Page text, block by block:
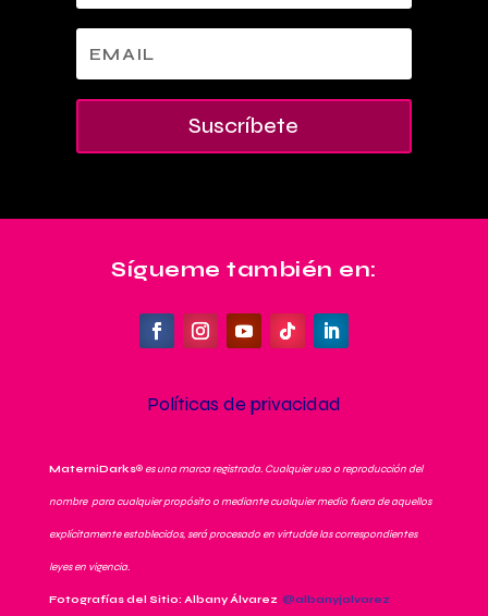
Suscríbete
Sígueme también en:
Políticas de privacidad
MaterniDarks®es una marca registrada. Cualquier uso o reproducción del
nombre para cualquier propósito o mediante cualquier medio fuera de aquellos
explícitamente establecidos, será procesado en virtudde las correspondientes
leyes en vigencia.
Fotografías del Sitio: Albany Álvarez @albanyjalvarez